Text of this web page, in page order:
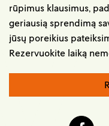
rūpimus klausimus,
geriausią sprendimą
jūsų poreikius
Rezervuokite laiką